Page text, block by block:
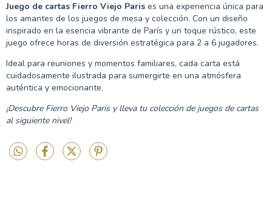
Juego de cartas Fierro Viejo Paris es una experiencia única para
los amantes de los juegos de mesa y colección. Con un diseño
inspirado en la esencia vibrante de París y un toque rústico, este
juego ofrece horas de diversión estratégica para 2 a 6 jugadores.
Ideal para reuniones y momentos familiares, cada carta está
cuidadosamente ilustrada para sumergirte en una atmósfera
auténtica y emocionante.
¡Descubre Fierro Viejo Paris y lleva tu colección de juegos de cartas
al siguiente nivel!